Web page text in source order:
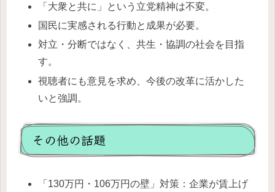
「大衆と共に」という立党精神は不変。
国民に実感される行動と成果が必要。
対立・分断ではなく、共生・協調の社会を目指
す。
視聴者にも意見を求め、今後の改革に活かした
いと強調。
その他の話題
「130万円・106万円の壁」対策：企業が賃上げ